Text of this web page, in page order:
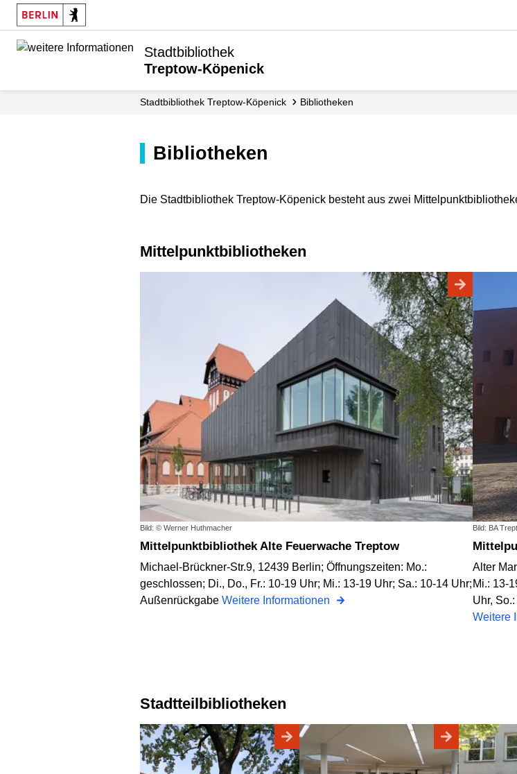
Stadtbibliothek
Treptow-Köpenick
Stadtbibliothek Treptow-Köpenick Bibliotheken
Bibliotheken
Die Stadtbibliothek Treptow-Köpenick besteht aus zwei
Mittelpunktbibliotheken
Bild: © Werner Huthmacher
Mittelpunktbibliothek Alte Feuerwache Treptow
Michael-Brückner-Str.9, 12439 Berlin; Öffnungszeiten: Mo.:
geschlossen; Di., Do., Fr.: 10-19 Uhr; Mi.: 13-19 Uhr; Sa.: 10-14 Uhr;
AußenrückgabeWeitere Informationen
Bild: BA
Alter
Mi.: 13-
Uhr,
Weitere
Stadtteilbibliotheken